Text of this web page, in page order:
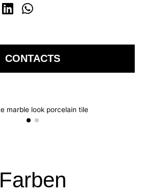
CONTACTS
Farben